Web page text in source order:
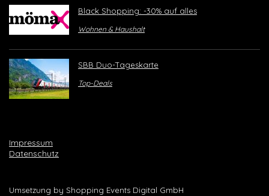
Black Shopping: -30% auf alles
Wohnen & Haushalt
SBB Duo-Tageskarte
Top-Deals
Impressum
Datenschutz
Umsetzung by Shopping Events Digital GmbH